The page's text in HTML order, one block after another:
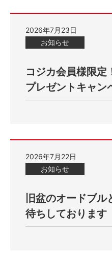
2026年7月23日
お知らせ
コジカ会員様限定
プレゼントキャン
2026年7月22日
お知らせ
旧盆のオードブ
待ちしております